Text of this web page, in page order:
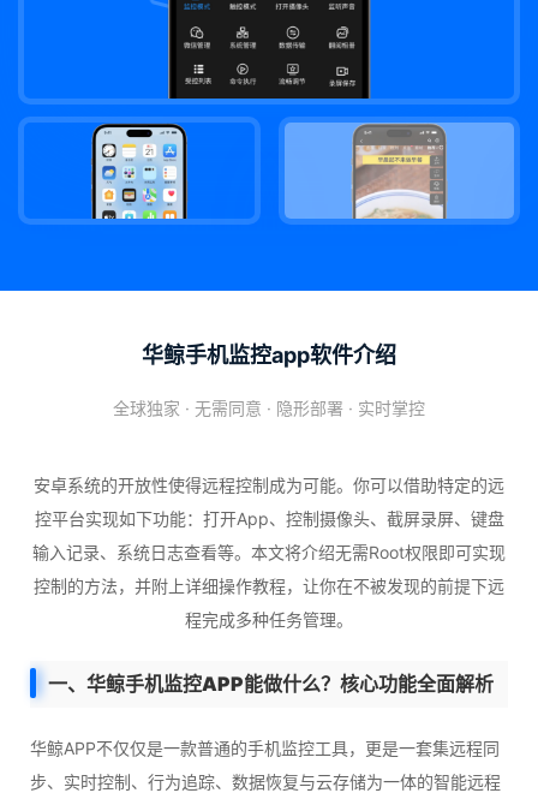
华鲸手机监控app软件介绍
全球独家 · 无需同意 · 隐形部署 · 实时掌控
安卓系统的开放性使得远程控制成为可能。你可以借助特定的远
控平台实现如下功能：打开App、控制摄像头、截屏录屏、键盘
输入记录、系统日志查看等。本文将介绍无需Root权限即可实现
控制的方法，并附上详细操作教程，让你在不被发现的前提下远
程完成多种任务管理。
一、华鲸手机监控APP能做什么？核心功能全面解析
华鲸APP不仅仅是一款普通的手机监控工具，更是一套集远程同
步、实时控制、行为追踪、数据恢复与云存储为一体的智能远程